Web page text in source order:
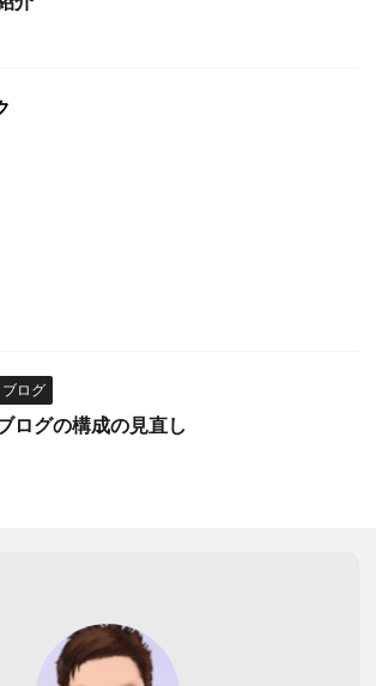
ブログ
ログの構成の見直し